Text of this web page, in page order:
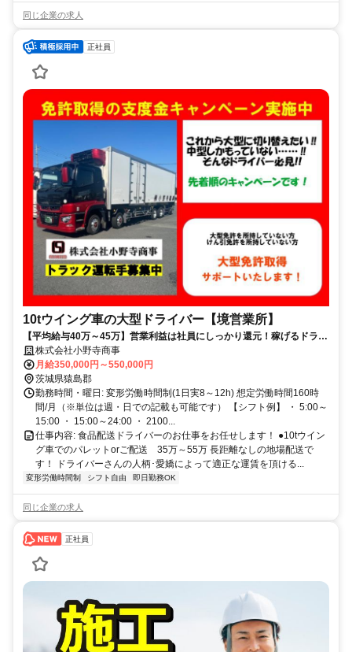
同じ企業の求人
正社員
10tウイング車の大型ドライバー【境営業所】
【平均給与40万～45万】営業利益は社員にしっかり還元！稼げるドライ
バー！
株式会社小野寺商事
月給350,000円～550,000円
茨城県猿島郡
勤務時間・曜日: 変形労働時間制(1日実8～12h) 想定労働時間160時
間/月（※単位は週・日での記載も可能です） 【シフト例】 ・ 5:00～
15:00 ・ 15:00～24:00 ・ 2100...
仕事内容: 食品配送ドライバーのお仕事をお任せします！ ●10tウイン
グ車でのパレットorご配送 35万～55万 長距離なしの地場配送で
す！ ドライバーさんの人柄･愛嬌によって適正な運賃を頂ける...
変形労働時間制 シフト自由 即日勤務OK
同じ企業の求人
正社員